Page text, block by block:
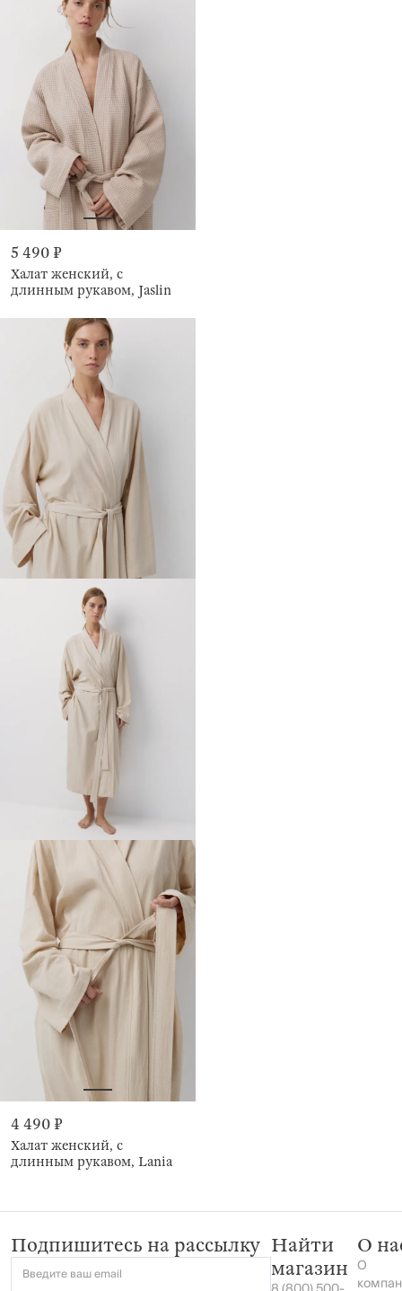
5 490 ₽
Халат женский, с
длинным рукавом, Jaslin
4 490 ₽
Халат женский, с
длинным рукавом, Lania
Подпишитесь на рассылку
Введите ваш email
Найти
магазин
О
О